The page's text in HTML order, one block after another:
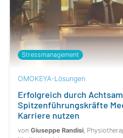
Stressmanagement
OMOKEYA-Lösungen
Erfolgreich durch
Spitzenführungskräfte
Karriere nutzen
von Giuseppe Randisi ,